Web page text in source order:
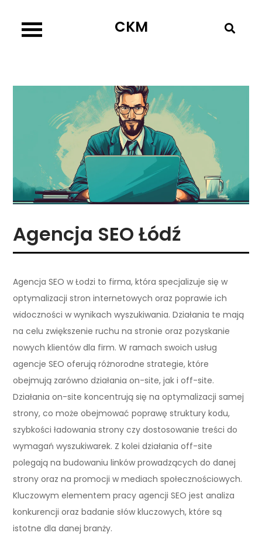
content
CKM
Agencja SEO Łódź
Agencja SEO w Łodzi to firma, która specjalizuje się w
optymalizacji stron internetowych oraz poprawie ich
widoczności w wynikach wyszukiwania. Działania te mają
na celu zwiększenie ruchu na stronie oraz pozyskanie
nowych klientów dla firm. W ramach swoich usług
agencje SEO oferują różnorodne strategie, które
obejmują zarówno działania on-site, jak i off-site.
Działania on-site koncentrują się na optymalizacji samej
strony, co może obejmować poprawę struktury kodu,
szybkości ładowania strony czy dostosowanie treści do
wymagań wyszukiwarek. Z kolei działania off-site
polegają na budowaniu linków prowadzących do danej
strony oraz na promocji w mediach społecznościowych.
Kluczowym elementem pracy agencji SEO jest analiza
konkurencji oraz badanie słów kluczowych, które są
istotne dla danej branży.